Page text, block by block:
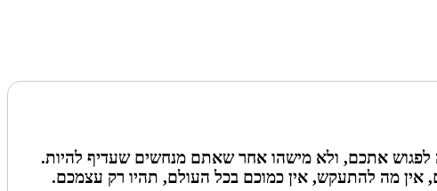
אתכם, ולא מישהו אחר שאתם מנחשים שעדיף להיות.
אין מה להתעקש, אין כמוכם בכל העולם, תהיו רק עצמכם.